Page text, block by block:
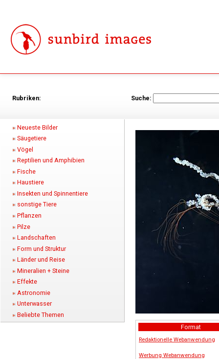
Rubriken: Suche:
Neueste Bilder
Säugetiere
Vögel
Reptilien und Amphibien
Fische
Haustiere
Insekten und Spinnentiere
sonstige Tiere
Pflanzen
Pilze
Landschaften
Form und Struktur
Länder und Reise
Mineralien + Steine
Effekte
Astronomie
Unterwasser
Beliebte Themen
Format
Redaktionelle Webanwendung
Werbung Webanwendung